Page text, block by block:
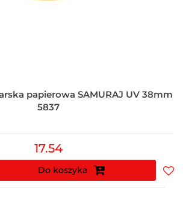
papierowa SAMURAJ UV 38mm
5837
17.54
Do koszyka